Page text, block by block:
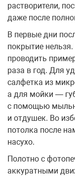
растворители,
даже после
В первые дни
покрытие
проводить
раза в год. Для
салфетка из
а для мойки —
с помощью
и отдушек. Во
потолка после
насухо.
Полотно с
аккуратными